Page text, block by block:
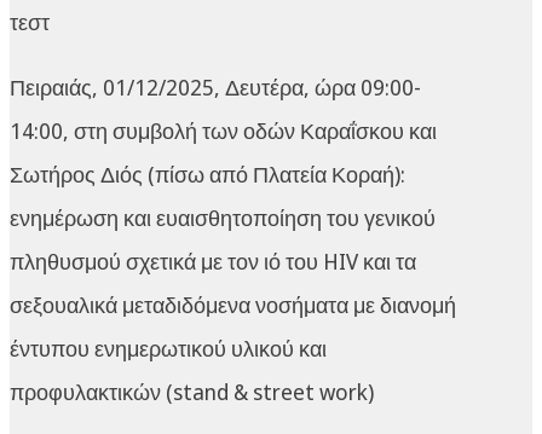
τεστ
Πειραιάς, 01/12/2025, Δευτέρα, ώρα 09:00-
14:00, στη συμβολή των οδών Καραΐσκου και
Σωτήρος Διός (πίσω από Πλατεία Κοραή):
ενημέρωση και ευαισθητοποίηση του γενικού
πληθυσμού σχετικά με τον ιό του HIV και τα
σεξουαλικά μεταδιδόμενα νοσήματα με διανομή
έντυπου ενημερωτικού υλικού και
προφυλακτικών (stand & street work)